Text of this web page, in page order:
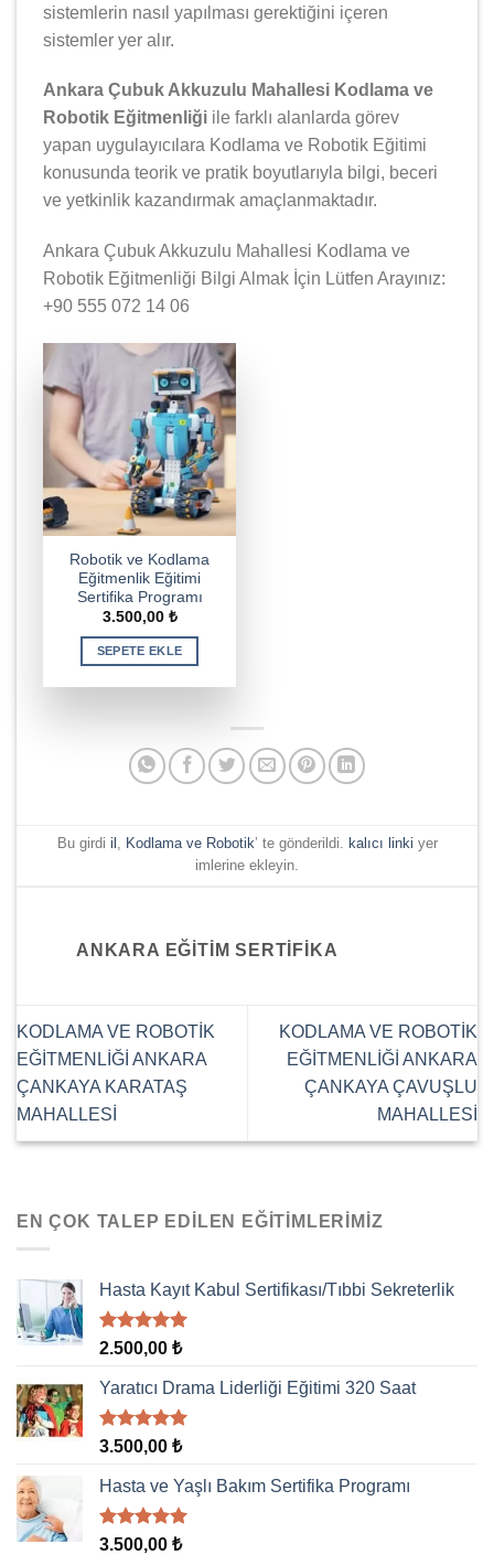
sistemlerin nasıl yapılması gerektiğini içeren
sistemler yer alır.
Ankara Çubuk Akkuzulu Mahallesi Kodlama ve
Robotik Eğitmenliği ile farklı alanlarda görev
yapan uygulayıcılara Kodlama ve Robotik Eğitimi
konusunda teorik ve pratik boyutlarıyla bilgi, beceri
ve yetkinlik kazandırmak amaçlanmaktadır.
Ankara Çubuk Akkuzulu Mahallesi Kodlama ve
Robotik Eğitmenliği Bilgi Almak İçin Lütfen Arayınız:
+90 555 072 14 06
Robotik ve Kodlama
Eğitmenlik Eğitimi
Sertifika Programı
3.500,00 ₺
SEPETE EKLE
Bu girdi il , Kodlama ve Robotik’ te gönderildi. kalıcı linki yer
imlerine ekleyin.
ANKARA EĞITIM SERTIFIKA
KODLAMA VE ROBOTİK
EĞİTMENLİĞİ ANKARA
ÇANKAYA KARATAŞ
MAHALLESİ
KODLAMA VE ROBOTİK
EĞİTMENLİĞİ ANKARA
ÇANKAYA ÇAVUŞLU
MAHALLESİ
EN ÇOK TALEP EDILEN EĞITIMLERIMIZ
Hasta Kayıt Kabul Sertifikası/Tıbbi Sekreterlik
5 üzerinden
aldı
2.500,00 ₺
Yaratıcı Drama Liderliği Eğitimi 320 Saat
5 üzerinden
aldı
3.500,00 ₺
Hasta ve Yaşlı Bakım Sertifika Programı
5 üzerinden
3.500,00 ₺